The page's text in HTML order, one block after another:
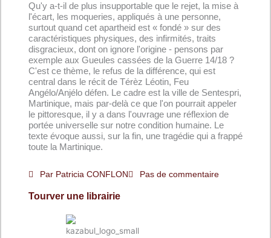
Qu'y a-t-il de plus insupportable que le rejet, la mise à
l'écart, les moqueries, appliqués à une personne,
surtout quand cet apartheid est « fondé » sur des
caractéristiques physiques, des infirmités, traits
disgracieux, dont on ignore l'origine - pensons par
exemple aux Gueules cassées de la Guerre 14/18 ?
C'est ce thème, le refus de la différence, qui est
central dans le récit de Térèz Léotin, Feu
Angélo/Anjélo défen. Le cadre est la ville de Sentespri,
Martinique, mais par-delà ce que l'on pourrait appeler
le pittoresque, il y a dans l'ouvrage une réflexion de
portée universelle sur notre condition humaine. Le
texte évoque aussi, sur la fin, une tragédie qui a frappé
toute la Martinique.
Par Patricia CONFLON Pas de commentaire
Tourver une librairie